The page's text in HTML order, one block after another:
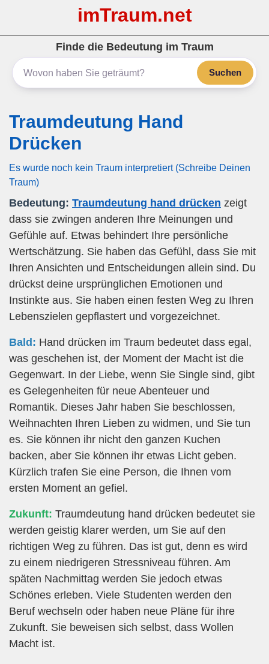
imTraum.net
Finde die Bedeutung im Traum
Suchen
Traumdeutung Hand
Drücken
Es wurde noch kein Traum interpretiert (Schreibe Deinen
Traum)
Bedeutung: Traumdeutung hand drücken zeigt
dass sie zwingen anderen Ihre Meinungen und
Gefühle auf. Etwas behindert Ihre persönliche
Wertschätzung. Sie haben das Gefühl, dass Sie mit
Ihren Ansichten und Entscheidungen allein sind. Du
drückst deine ursprünglichen Emotionen und
Instinkte aus. Sie haben einen festen Weg zu Ihren
Lebenszielen gepflastert und vorgezeichnet.
Bald: Hand drücken im Traum bedeutet dass egal,
was geschehen ist, der Moment der Macht ist die
Gegenwart. In der Liebe, wenn Sie Single sind, gibt
es Gelegenheiten für neue Abenteuer und
Romantik. Dieses Jahr haben Sie beschlossen,
Weihnachten Ihren Lieben zu widmen, und Sie tun
es. Sie können ihr nicht den ganzen Kuchen
backen, aber Sie können ihr etwas Licht geben.
Kürzlich trafen Sie eine Person, die Ihnen vom
ersten Moment an gefiel.
Zukunft: Traumdeutung hand drücken bedeutet sie
werden geistig klarer werden, um Sie auf den
richtigen Weg zu führen. Das ist gut, denn es wird
zu einem niedrigeren Stressniveau führen. Am
späten Nachmittag werden Sie jedoch etwas
Schönes erleben. Viele Studenten werden den
Beruf wechseln oder haben neue Pläne für ihre
Zukunft. Sie beweisen sich selbst, dass Wollen
Macht ist.